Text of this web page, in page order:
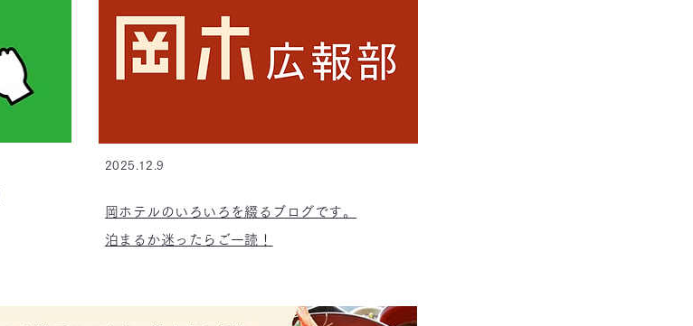
2025.12.9
岡ホテルのいろいろを綴るブログです。
​泊まるか迷ったらご一読！